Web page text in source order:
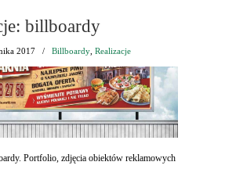
billboardy
2017 / Billboardy Realizacje
Portfolio, zdjęcia obiektów reklamowych